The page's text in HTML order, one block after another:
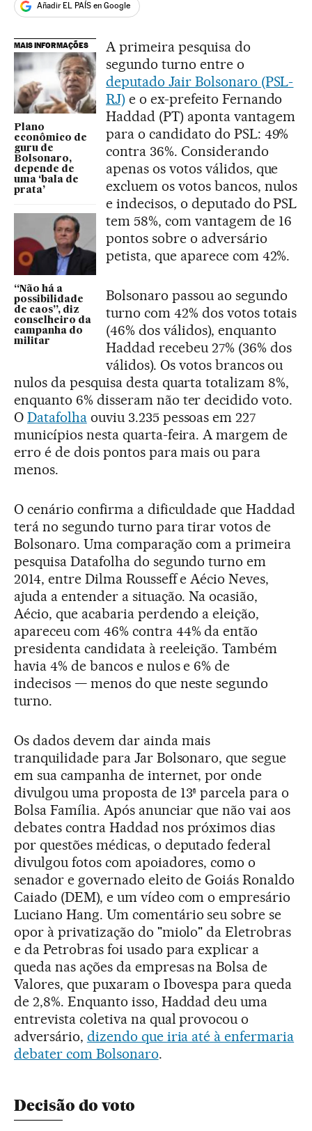
Añadir EL PAÍS en Google
MAIS INFORMAÇÕES
Plano
econômico de
guru de
Bolsonaro,
depende de
uma ‘bala de
prata’
“Não há a
possibilidade
de caos”, diz
conselheiro da
campanha do
militar
A primeira pesquisa do
segundo turno entre o
deputado Jair Bolsonaro (PSL-
RJ) e o ex-prefeito Fernando
Haddad (PT) aponta vantagem
para o candidato do PSL: 49%
contra 36%. Considerando
apenas os votos válidos, que
excluem os votos bancos, nulos
e indecisos, o deputado do PSL
tem 58%, com vantagem de 16
pontos sobre o adversário
petista, que aparece com 42%.
Bolsonaro passou ao segundo
turno com 42% dos votos totais
(46% dos válidos), enquanto
Haddad recebeu 27% (36% dos
válidos). Os votos brancos ou
nulos da pesquisa desta quarta totalizam 8%,
enquanto 6% disseram não ter decidido voto.
O Datafolhaouviu 3.235 pessoas em 227
municípios nesta quarta-feira. A margem de
erro é de dois pontos para mais ou para
menos.
O cenário confirma a dificuldade que Haddad
terá no segundo turno para tirar votos de
Bolsonaro. Uma comparação com a primeira
pesquisa Datafolha do segundo turno em
2014, entre Dilma Rousseff e Aécio Neves,
ajuda a entender a situação. Na ocasião,
Aécio, que acabaria perdendo a eleição,
apareceu com 46% contra 44% da então
presidenta candidata à reeleição. Também
havia 4% de bancos e nulos e 6% de
indecisos — menos do que neste segundo
turno.
Os dados devem dar ainda mais
tranquilidade para Jar Bolsonaro, que segue
em sua campanha de internet, por onde
divulgou uma proposta de 13ª parcela para o
Bolsa Família. Após anunciar que não vai aos
debates contra Haddad nos próximos dias
por questões médicas, o deputado federal
divulgou fotos com apoiadores, como o
senador e governado eleito de Goiás Ronaldo
Caiado (DEM), e um vídeo com o empresário
Luciano Hang. Um comentário seu sobre se
opor à privatização do "miolo" da Eletrobras
e da Petrobras foi usado para explicar a
queda nas ações da empresas na Bolsa de
Valores, que puxaram o Ibovespa para queda
de 2,8%. Enquanto isso, Haddad deu uma
entrevista coletiva na qual provocou o
adversário, dizendo que iria até à enfermaria
debater com Bolsonaro.
Decisão do voto